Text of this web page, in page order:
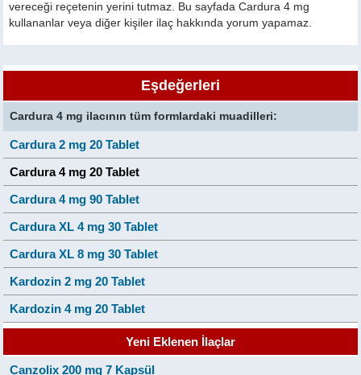
vereceği reçetenin yerini tutmaz. Bu sayfada Cardura 4 mg
kullananlar veya diğer kişiler ilaç hakkında yorum yapamaz.
Eşdeğerleri
Cardura 4 mg ilacının tüm formlardaki muadilleri:
Cardura 2 mg 20 Tablet
Cardura 4 mg 20 Tablet
Cardura 4 mg 90 Tablet
Cardura XL 4 mg 30 Tablet
Cardura XL 8 mg 30 Tablet
Kardozin 2 mg 20 Tablet
Kardozin 4 mg 20 Tablet
Yeni Eklenen İlaçlar
Canzolix 200 mg 7 Kapsül